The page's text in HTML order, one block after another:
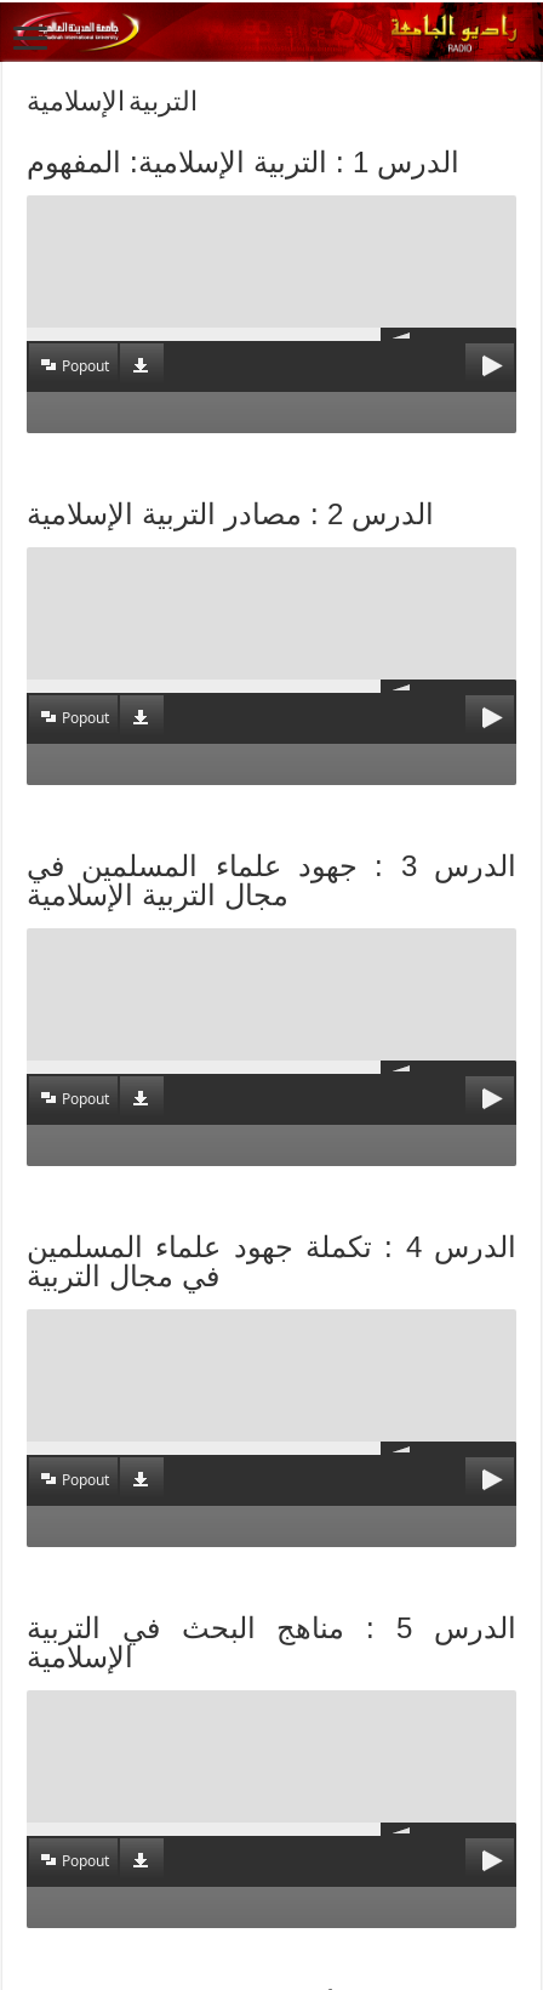
التربية الإسلامية
الدرس 1 : التربية الإسلامية: المفهوم
Popout
الدرس 2 : مصادر التربية الإسلامية
Popout
الدرس 3 : جهود علماء المسلمين في
مجال التربية الإسلامية
Popout
الدرس 4 : تكملة جهود علماء المسلمين
في مجال التربية
Popout
الدرس 5 : مناهج البحث في التربية
الإسلامية
Popout